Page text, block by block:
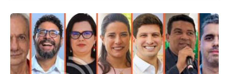
O influenciador ganhou espaço na internet
com vídeos de resenhas esportivas. Ele